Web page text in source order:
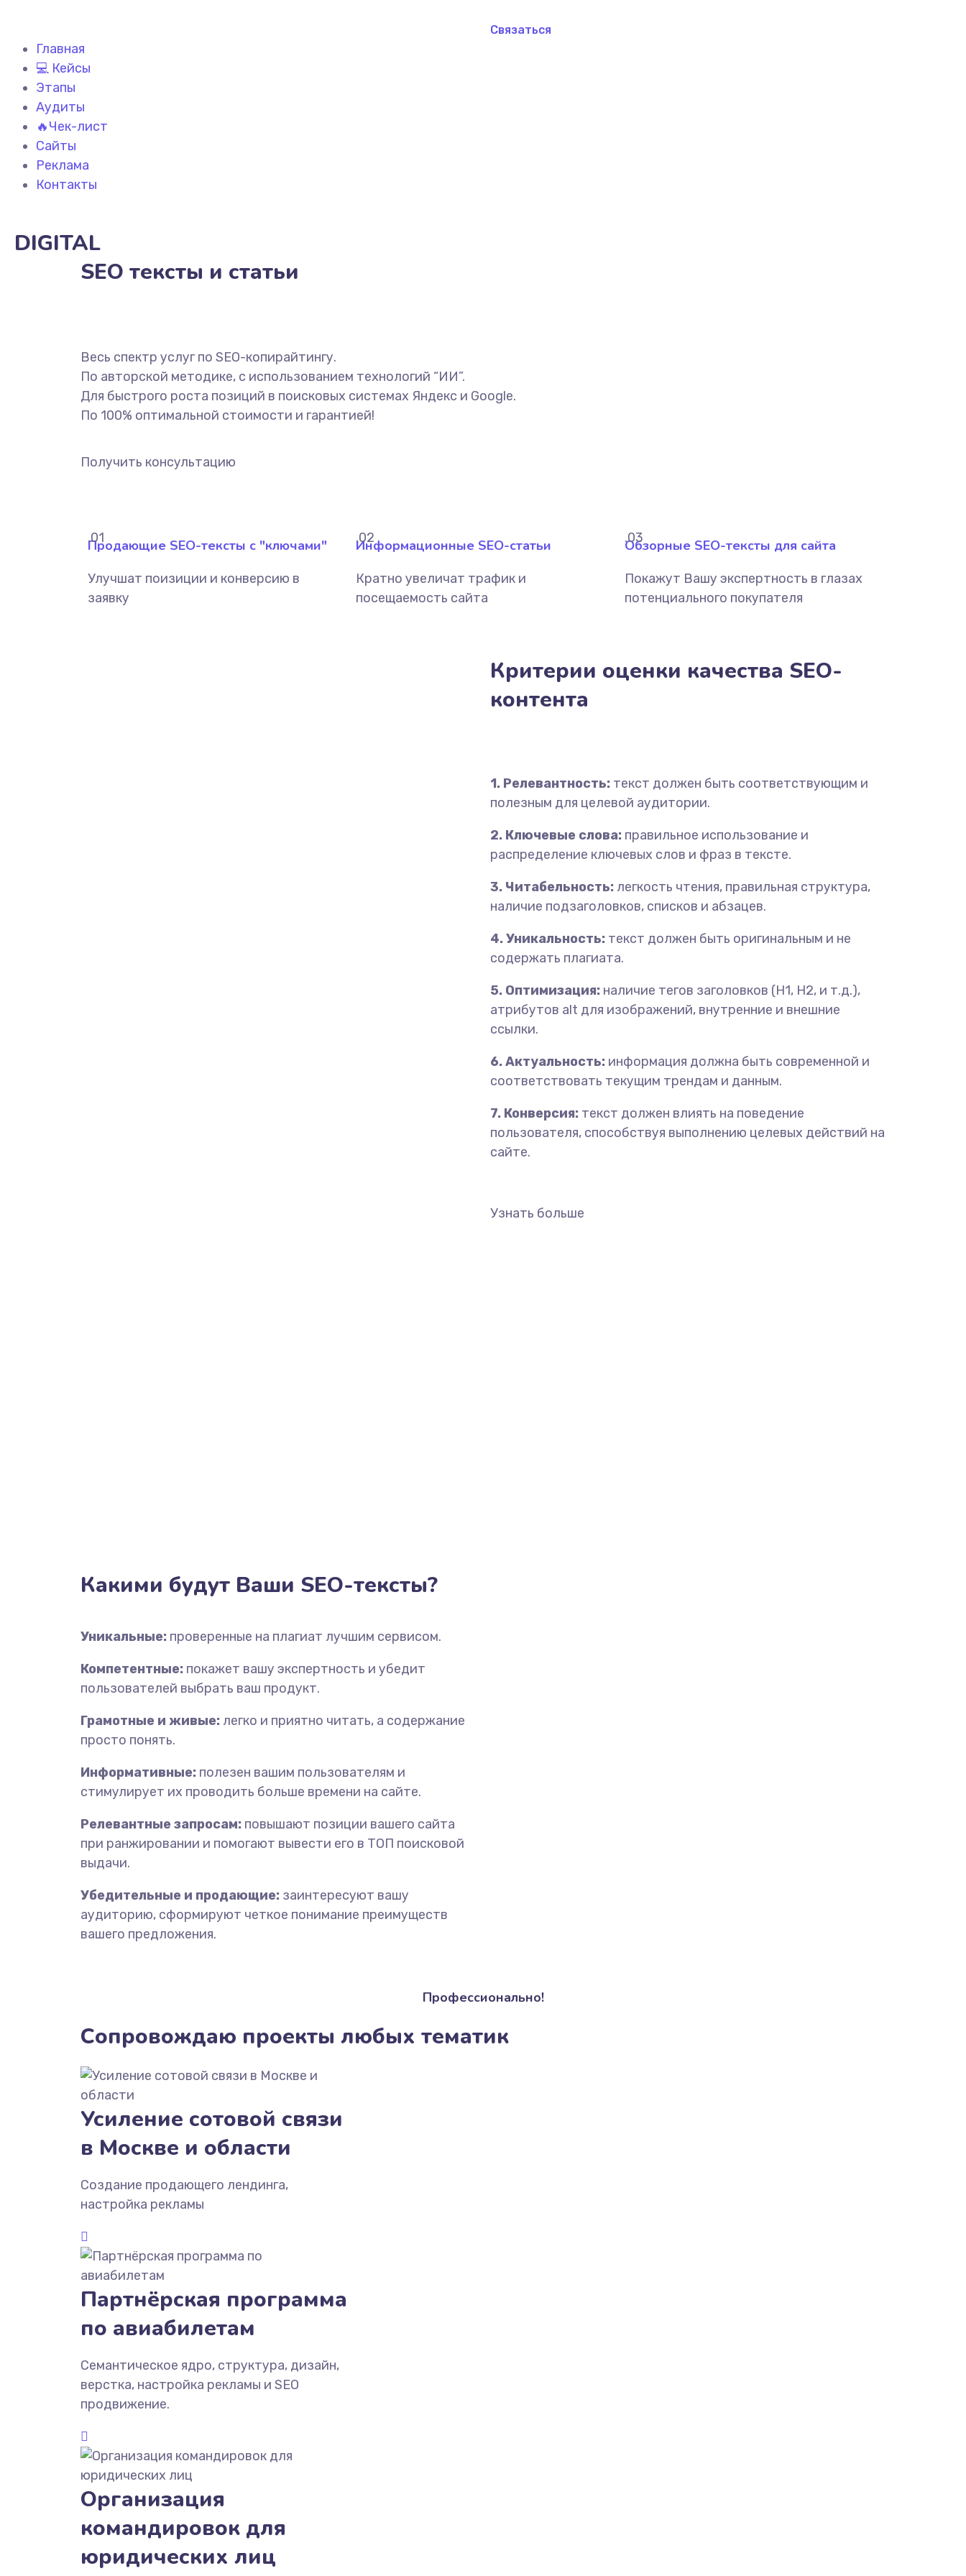
Главная
💻 Кейсы
Этапы
Аудиты
🔥Чек-лист
Сайты
Реклама
Контакты
Связаться
DIGITAL
SEO тексты и статьи
Весь спектр услуг по SEO-копирайтингу.
По авторской методике, с использованием технологий “ИИ”.
Для быстрого роста позиций в поисковых системах Яндекс и Google.
По 100% оптимальной стоимости и гарантией!
Получить консультацию
Продающие SEO-тексты с "ключами"
Улучшат поизиции и конверсию в
заявку
.01 Информационные SEO-статьи
Кратно увеличат трафик и
посещаемость сайта
.02 Обзорные SEO-тексты для сайта
Покажут Вашу экспертность в глазах
потенциального покупателя
.03
Критерии оценки качества SEO-
контента
1. Релевантность: текст должен быть соответствующим и
полезным для целевой аудитории.
2. Ключевые слова: правильное использование и
распределение ключевых слов и фраз в тексте.
3. Читабельность: легкость чтения, правильная структура,
наличие подзаголовков, списков и абзацев.
4. Уникальность: текст должен быть оригинальным и не
содержать плагиата.
5. Оптимизация: наличие тегов заголовков (H1, H2, и т.д.),
атрибутов alt для изображений, внутренние и внешние
ссылки.
6. Актуальность: информация должна быть современной и
соответствовать текущим трендам и данным.
7. Конверсия: текст должен влиять на поведение
пользователя, способствуя выполнению целевых действий на
сайте.
Узнать больше
Какими будут Ваши SEO-тексты?
Уникальные: проверенные на плагиат лучшим сервисом.
Компетентные: покажет вашу экспертность и убедит
пользователей выбрать ваш продукт.
Грамотные и живые: легко и приятно читать, а содержание
просто понять.
Информативные: полезен вашим пользователям и
стимулирует их проводить больше времени на сайте.
Релевантные запросам: повышают позиции вашего сайта
при ранжировании и помогают вывести его в ТОП поисковой
выдачи.
Убедительные и продающие: заинтересуют вашу
аудиторию, сформируют четкое понимание преимуществ
вашего предложения.
Профессионально!
Сопровождаю проекты любых тематик
Усиление сотовой связи
в Москве и области
Создание продающего лендинга,
настройка рекламы
Партнёрская программа
по авиабилетам
Семантическое ядро, структура, дизайн,
верстка, настройка рекламы и SEO
продвижение.
Организация
командировок для
юридических лиц